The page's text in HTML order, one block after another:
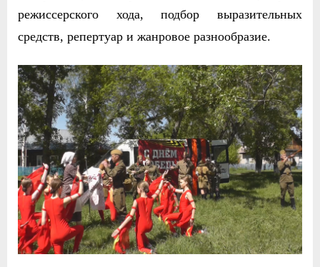
режиссерского хода, подбор выразительных
средств, репертуар и жанровое разнообразие.